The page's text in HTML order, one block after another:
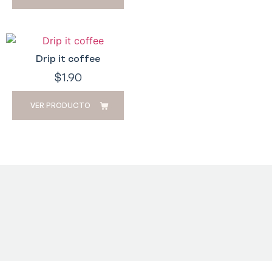
Drip it coffee
$1.90
VER PRODUCTO